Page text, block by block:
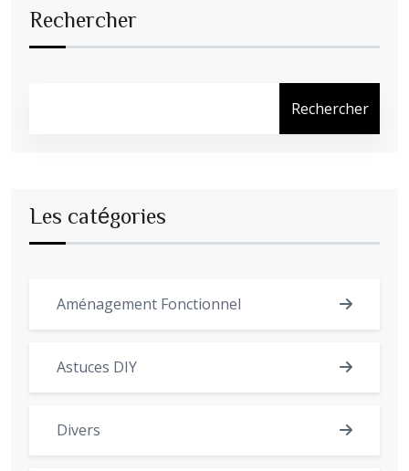
Rechercher
Rechercher
Les catégories
Aménagement Fonctionnel
Astuces DIY
Divers